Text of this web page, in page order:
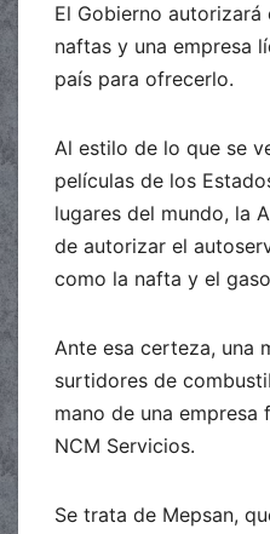
El Gobierno
naftas y una empresa
país para ofrecerlo.
Al estilo de lo que se
películas de los
lugares del mundo, la
de autorizar el
como la nafta y el
Ante esa certeza, una
surtidores de
mano de una empresa
NCM Servicios.
Se trata de Mepsan,